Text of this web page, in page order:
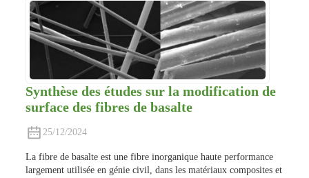
Synthèse des études sur la modification de
surface des fibres de basalte
25/12/2024
La fibre de basalte est une fibre inorganique haute performance
largement utilisée en génie civil, dans les matériaux composites et